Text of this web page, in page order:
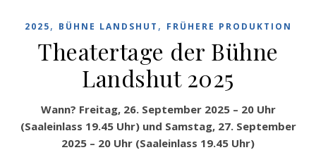
2025, BÜHNE LANDSHUT , FRÜHERE PRODUKTION
Theatertage der Bühne
Landshut 2025
Wann? Freitag, 26. September 2025– 20 Uhr
(Saaleinlass 19.45 Uhr) und Samstag, 27. September
2025 – 20 Uhr (Saaleinlass 19.45 Uhr)